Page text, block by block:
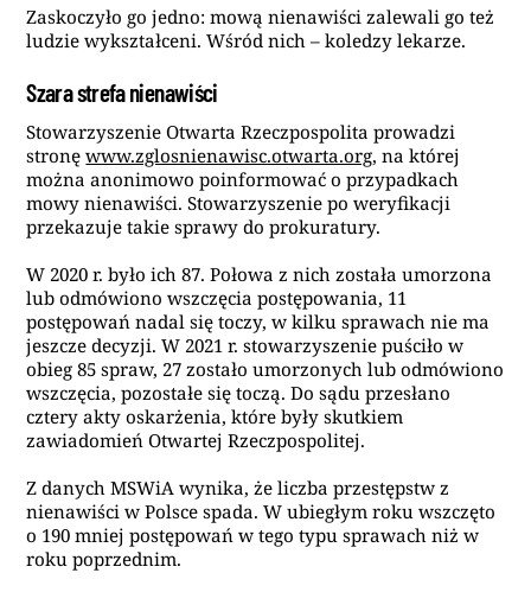
Zaskoczyło go jedno: mową nienawiści zalewali go też
ludzie wykształceni. Wśród nich – koledzy lekarze.
Szara strefa nienawiści
Stowarzyszenie Otwarta Rzeczpospolita prowadzi
stronęwww.zglosnienawisc.otwarta.org, na której
można anonimowo poinformować o przypadkach
mowy nienawiści. Stowarzyszenie po weryfikacji
przekazuje takie sprawy do prokuratury.
W 2020 r. było ich 87. Połowa z nich została umorzona
lub odmówiono wszczęcia postępowania, 11
postępowań nadal się toczy, w kilku sprawach nie ma
jeszcze decyzji. W 2021 r. stowarzyszenie puściło w
obieg 85 spraw, 27 zostało umorzonych lub odmówiono
wszczęcia, pozostałe się toczą. Do sądu przesłano
cztery akty oskarżenia, które były skutkiem
zawiadomień Otwartej Rzeczpospolitej.
Z danych MSWiA wynika, że liczba przestępstw z
nienawiści w Polsce spada. W ubiegłym roku wszczęto
o 190 mniej postępowań w tego typu sprawach niż w
roku poprzednim.